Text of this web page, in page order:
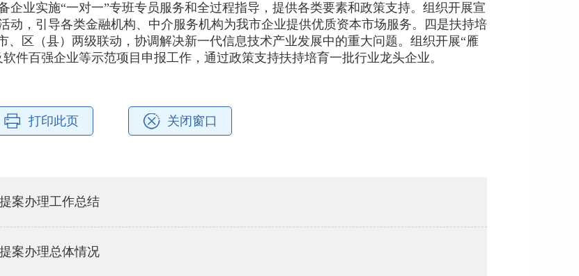
企业实施“一对一”专班专员服务和全过程指导，提供各类要素和政策支持。组织开展宣
动，引导各类金融机构、中介服务机构为我市企业提供优质资本市场服务。四是扶持培
、区（县）两级联动，协调解决新一代信息技术产业发展中的重大问题。组织开展“雁
件百强企业等示范项目申报工作，通过政策支持扶持培育一批行业龙头企业。
打印此页 关闭窗口
案办理工作总结
案办理总体情况